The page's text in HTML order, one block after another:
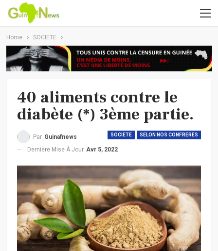
Home SOCIETE
40 aliments contre le
diabète (*) 3ème partie.
SOCIETE SELON NOS CONFRERES
Par Guinafnews
Dernière Mise À Jour Avr 5, 2022